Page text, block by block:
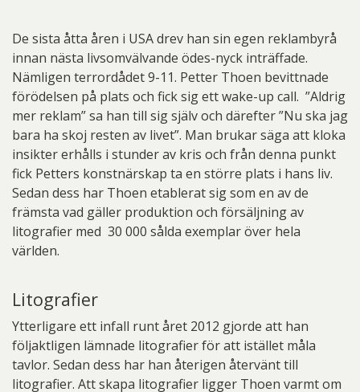
De sista åtta åren i USA drev han sin egen reklambyrå
innan nästa livsomvälvande ödes-nyck inträffade.
Nämligen terrordådet 9-11. Petter Thoen bevittnade
förödelsen på plats och fick sig ett wake-up call. ”Aldrig
mer reklam” sa han till sig själv och därefter ”Nu ska jag
bara ha skoj resten av livet”. Man brukar säga att kloka
insikter erhålls i stunder av kris och från denna punkt
fick Petters konstnärskap ta en större plats i hans liv.
Sedan dess har Thoen etablerat sig som en av de
främsta vad gäller produktion och försäljning av
litografier med 30 000 sålda exemplar över hela
världen.
Litografier
Ytterligare ett infall runt året 2012 gjorde att han
följaktligen lämnade litografier för att istället måla
tavlor. Sedan dess har han återigen återvänt till
litografier. Att skapa litografier ligger Thoen varmt om